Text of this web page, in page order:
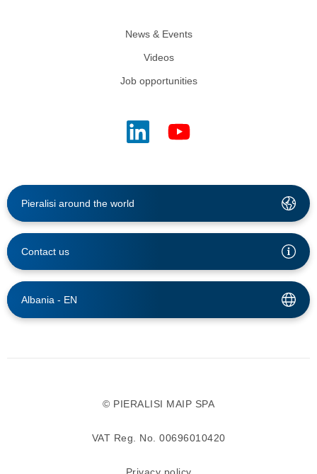
News & Events
Videos
Job opportunities
Pieralisi around the world
Contact us
Albania - EN
© PIERALISI MAIP SPA
VAT Reg. No. 00696010420